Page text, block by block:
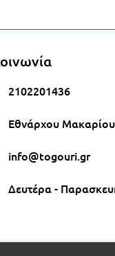
2102201436
Εθνάρχου
info@togouri.gr
Δευτέρα -